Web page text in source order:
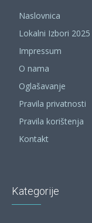
Naslovnica
Lokalni Izbori 2025
Impressum
O nama
Oglašavanje
Pravila privatnosti
Pravila korištenja
Kontakt
Kategorije